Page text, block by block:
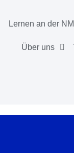
Lernen an der
Über uns